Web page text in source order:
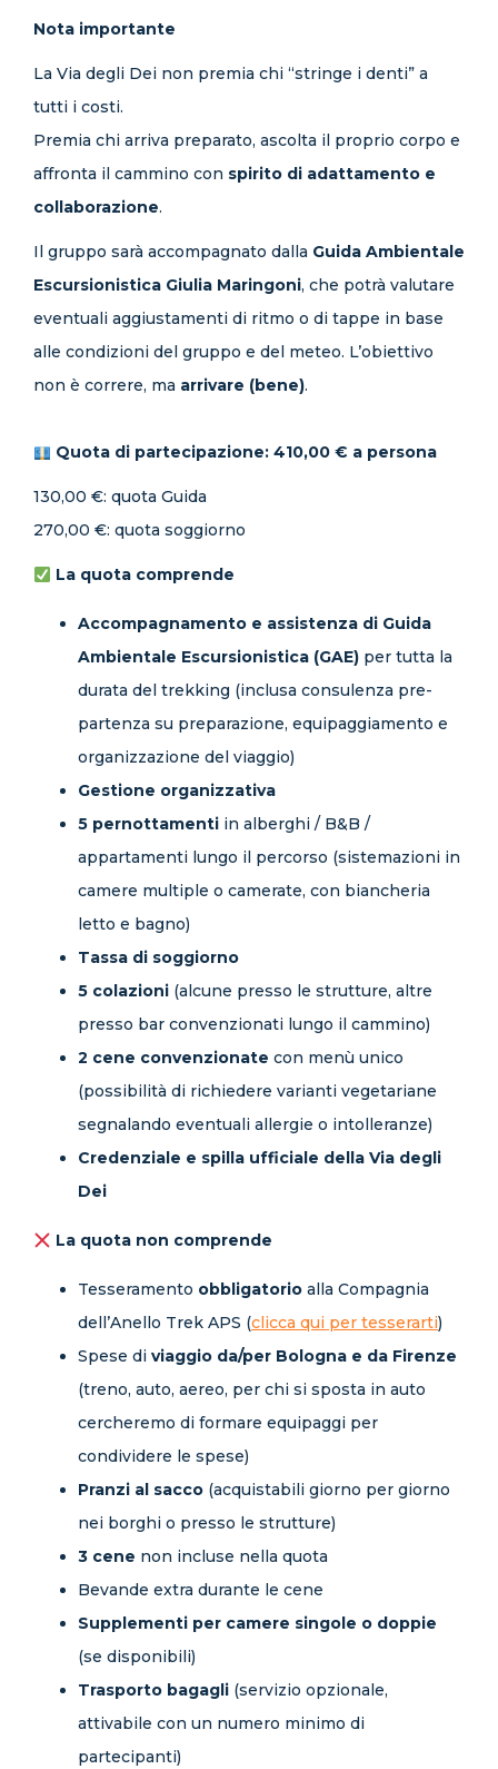
Nota importante
La Via degli Dei non premia chi “stringe i denti” a
tutti i costi.
Premia chi arriva preparato, ascolta il proprio corpo e
affronta il cammino con spirito di adattamento e
collaborazione.
Il gruppo sarà accompagnato dalla Guida Ambientale
Escursionistica Giulia Maringoni, che potrà valutare
eventuali aggiustamenti di ritmo o di tappe in base
alle condizioni del gruppo e del meteo. L’obiettivo
non è correre, ma arrivare (bene).
Quota di partecipazione: 410,00 € a persona
130,00 €: quota Guida
270,00 €: quota soggiorno
La quota comprende
Accompagnamento e assistenza di Guida
Ambientale Escursionistica (GAE) per tutta la
durata del trekking (inclusa consulenza pre-
partenza su preparazione, equipaggiamento e
organizzazione del viaggio)
Gestione organizzativa
5 pernottamenti in alberghi / B&B /
appartamenti lungo il percorso (sistemazioni in
camere multiple o camerate, con biancheria
letto e bagno)
Tassa di soggiorno
5 colazioni (alcune presso le strutture, altre
presso bar convenzionati lungo il cammino)
2 cene convenzionate con menù unico
(possibilità di richiedere varianti vegetariane
segnalando eventuali allergie o intolleranze)
Credenziale e spilla ufficiale della Via degli
Dei
La quota non comprende
Tesseramento obbligatorio alla Compagnia
dell’Anello Trek APS (clicca qui per tesserarti)
Spese di viaggio da/per Bologna e da Firenze
(treno, auto, aereo, per chi si sposta in auto
cercheremo di formare equipaggi per
condividere le spese)
Pranzi al sacco (acquistabili giorno per giorno
nei borghi o presso le strutture)
3 cene non incluse nella quota
Bevande extra durante le cene
Supplementi per camere singole o doppie
(se disponibili)
Trasporto bagagli (servizio opzionale,
attivabile con un numero minimo di
partecipanti)